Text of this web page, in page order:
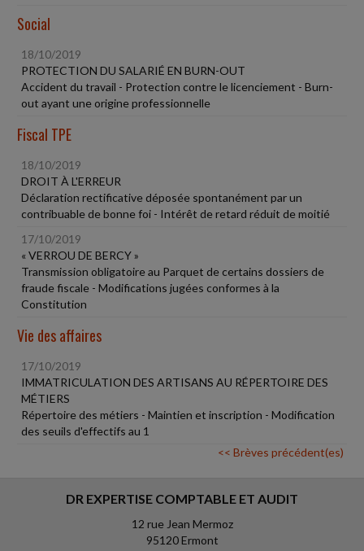
Social
18/10/2019
PROTECTION DU SALARIÉ EN BURN-OUT
Accident du travail - Protection contre le licenciement - Burn-
out ayant une origine professionnelle
Fiscal TPE
18/10/2019
DROIT À L'ERREUR
Déclaration rectificative déposée spontanément par un
contribuable de bonne foi - Intérêt de retard réduit de moitié
17/10/2019
« VERROU DE BERCY »
Transmission obligatoire au Parquet de certains dossiers de
fraude fiscale - Modifications jugées conformes à la
Constitution
Vie des affaires
17/10/2019
IMMATRICULATION DES ARTISANS AU RÉPERTOIRE DES
MÉTIERS
Répertoire des métiers - Maintien et inscription - Modification
des seuils d'effectifs au 1
<< Brèves précédent(es)
DR EXPERTISE COMPTABLE ET AUDIT
12 rue Jean Mermoz
95120 Ermont